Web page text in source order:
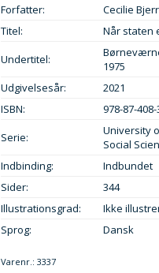
Forfatter:
Cecilie
Titel:
Når staten
Undertitel:
1975
Udgivelsesår:
2021
ISBN:
978-87-
Serie:
University
Social
Indbinding:
Indbundet
Sider:
344
Illustrationsgrad:
Ikke
Sprog:
Dansk
Varenr.:3337